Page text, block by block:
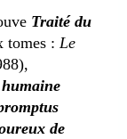
Traité du
tomes : Le
de